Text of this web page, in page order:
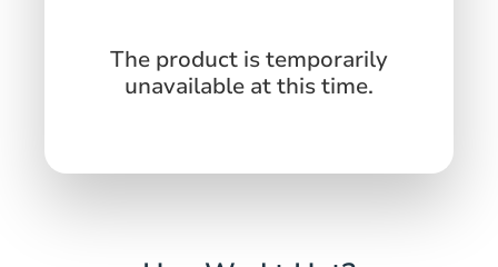
The product is temporarily
unavailable at this time.